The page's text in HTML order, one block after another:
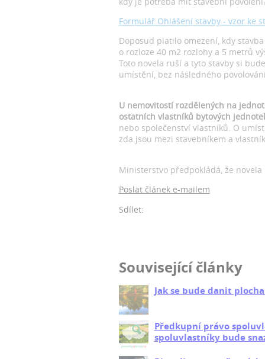
Formulář Ohlášení stavby - vzor ke
Doposud platilo omezení, kdy
o rozloze 40 m2 rozlohy a 5 metrů
Toto novela ruší a tyto stavby si
umístění, bez následného
U nemovitostí rozdělených na
ostatních vlastníků bytových
nebo společenství vlastníků. O
zda jsou mezi stavebníkem a
Ministerstvo předpokládá, že
Poslat článek e-mailem
Sdílet:
Související články
Jak se bude danit
Předkupní právo
spoluvlastníky bude